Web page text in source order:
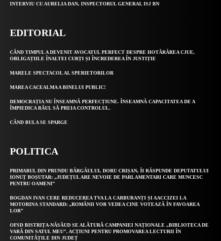
INTERVIU CU AURELIA DAN, INSPECTORUL GENERAL ISJ BN
EDITORIAL
CÂND TIMPUL A DEVENIT AVOCATUL PERFECT DESPRE HOTĂRÂREA CJUE,
OBLIGAȚIILE ÎNALTEI CURȚI ȘI ÎNCREDEREA ÎN JUSTIȚIE
MARELE SPECTACOL AL SPERIETORILOR
MAREA CACEALMA A BINELUI PUBLIC!
DEMOCRAȚIA NU ÎNSEAMNĂ PERFECȚIUNE. ÎNSEAMNĂ CAPACITATEA DE A
ÎMPIEDICA RĂUL SĂ PREIA CONTROLUL.
CÂND BULA SE SPARGE
POLITICA
PRIMARUL DIN PRUNDU BÂRGĂULUI, DORU CRIȘAN, ÎI RĂSPUNDE DEPUTATULUI
IONUȚ BOȘUTAR: „JUDEȚUL ARE NEVOIE DE PARLAMENTARI CARE MUNCESC
PENTRU OAMENI”
BOGDAN IVAN CERE REDUCEREA TVA LA CARBURANȚI ȘI AACCIZEI LA
MOTORINA STANDARD: „ROMÂNII VOR VEDEA CINE VOTEAZĂ ÎN FAVOAREA
LOR”
OFSD BISTRIȚA-NĂSĂUD SE ALĂTURĂ CAMPANIEI NAȚIONALE „BIBLIOTECA DE
VARĂ DIN SATUL MEU”. ACȚIUNI PENTRU PROMOVAREA LECTURII ÎN
COMUNITĂȚILE DIN JUDEȚ